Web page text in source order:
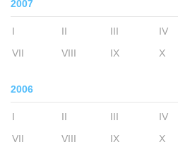
2007
I II III IV
VII
VIII IX X
2006
I II III IV
VII
VIII IX X